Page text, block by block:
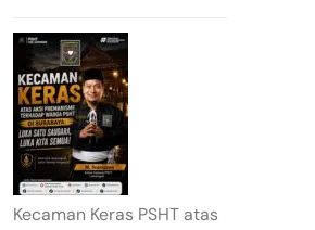
Kecaman Keras PSHT atas